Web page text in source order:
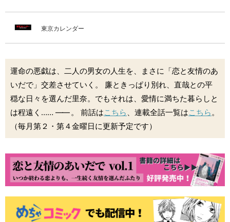
東京カレンダー
運命の悪戯は、二人の男女の人生を、まさに「恋と友情のあ
いだで」交差させていく。 廉ときっぱり別れ、直哉との平
穏な日々を選んだ里奈。でもそれは、愛情に満ちた暮らしと
は程遠く…… ―― 。 前話はこちら 、連載全話一覧はこちら。
（毎月第２・第４金曜日に更新予定です）